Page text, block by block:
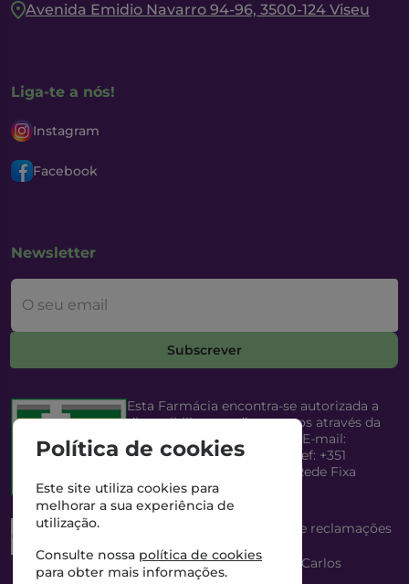
Avenida Emidio Navarro 94-96, 3500-124 Viseu
Liga-te a nós!
Instagram
Facebook
Newsletter
O seu email
Subscrever
Esta Farmácia encontra-se autorizada a
disponibilizar medicamentos através da
Internet, pelo Infarmed, I.P. E-mail:
infarmed@infarmed.pt
| Telef: +351
217987100 (Chamada para Rede Fixa
Nacional)
Esta Farmácia dispõe de livro de reclamações
Director Técnico e Proprietário: António Carlos
Saraiva Cabral Costa
Política de cookies
Este site utiliza cookies para
melhorar a sua experiência de
utilização.
Consulte nossa política de cookies
para obter mais informações.